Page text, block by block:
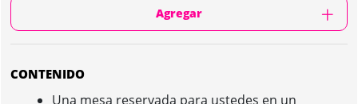
Agregar
CONTENIDO
Una mesa reservada para ustedes en un